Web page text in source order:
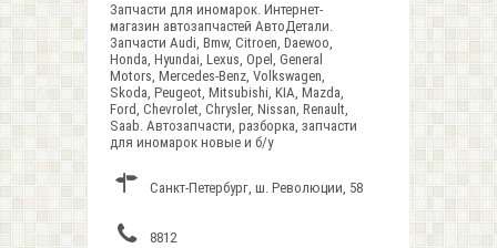
Запчасти для иномарок. Интернет-
магазин автозапчастей АвтоДетали.
Запчасти Audi, Bmw, Citroen, Daewoo,
Honda, Hyundai, Lexus, Opel, General
Motors, Mercedes-Benz, Volkswagen,
Skoda, Peugeot, Mitsubishi, KIA, Mazda,
Ford, Chevrolet, Chrysler, Nissan, Renault,
Saab. Автозапчасти, разборка, запчасти
для иномарок новые и б/у
Санкт-Петербург, ш. Революции, 58
8812